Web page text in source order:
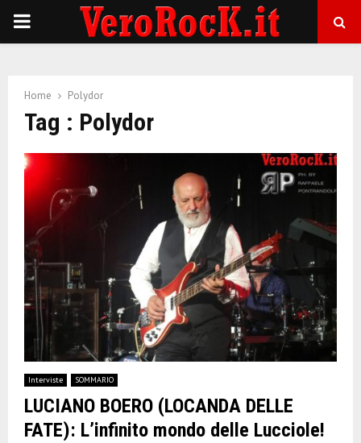
P
M
A
Y
N
Home Polydor
Tag : Polydor
Interviste SOMMARIO
LUCIANO BOERO (LOCANDA DELLE
FATE): L’infinito mondo delle Lucciole!